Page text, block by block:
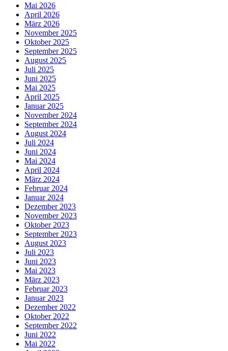
Mai 2026
April 2026
März 2026
November 2025
Oktober 2025
September 2025
August 2025
Juli 2025
Juni 2025
Mai 2025
April 2025
Januar 2025
November 2024
September 2024
August 2024
Juli 2024
Juni 2024
Mai 2024
April 2024
März 2024
Februar 2024
Januar 2024
Dezember 2023
November 2023
Oktober 2023
September 2023
August 2023
Juli 2023
Juni 2023
Mai 2023
März 2023
Februar 2023
Januar 2023
Dezember 2022
Oktober 2022
September 2022
Juni 2022
Mai 2022